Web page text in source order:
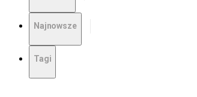
Najnowsze
Tagi